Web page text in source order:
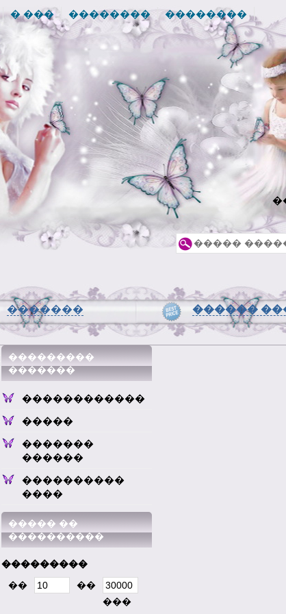
� ��� �������� ��������
������� ������
���������
�������
������������
�����
�������
������
����������
����
����� ��
����������
���������
��
��
���